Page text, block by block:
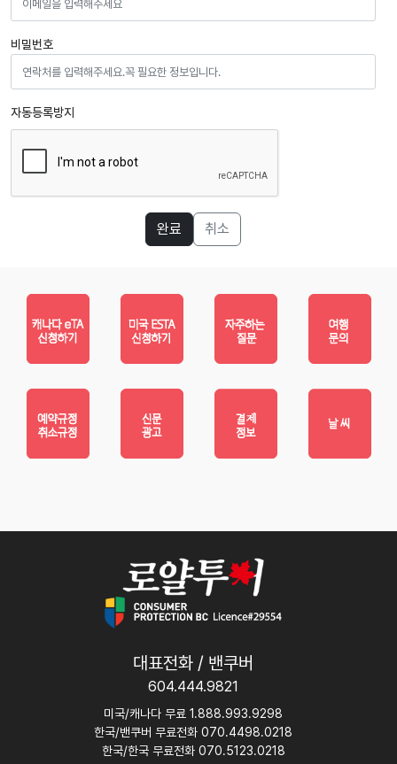
비밀번호
자동등록방지
완료 취소
대표전화 / 밴쿠버
604.444.9821
미국/캐나다 무료 1.888.993.9298
한국/밴쿠버 무료전화 070.4498.0218
한국/한국 무료전화 070.5123.0218